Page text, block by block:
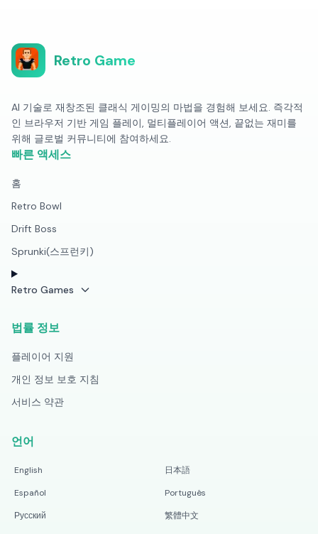
Retro Game
AI 기술로 재창조된 클래식 게이밍의 마법을 경험해 보세요. 즉각적
인 브라우저 기반 게임 플레이, 멀티플레이어 액션, 끝없는 재미를
위해 글로벌 커뮤니티에 참여하세요.
빠른 액세스
홈
Retro Bowl
Drift Boss
Sprunki(스프런키)
Retro Games
법률 정보
플레이어 지원
개인 정보 보호 지침
서비스 약관
언어
English
日本語
Español
Português
Русский
繁體中文